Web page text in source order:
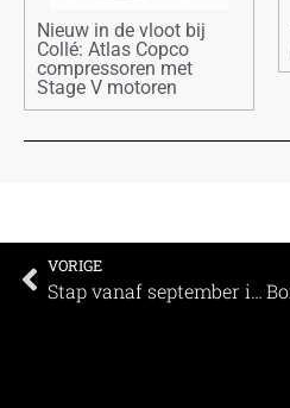
Nieuw in de vloot bij
Collé: Atlas Copco
compressoren met
Stage V motoren
VORIGE
Stap vanaf september in een wereld vol rollende knikkers, verrassende constructies en bewegende installaties.